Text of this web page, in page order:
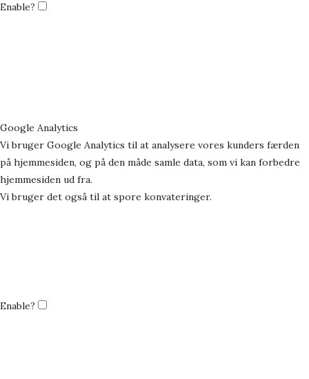
Enable?
Google Analytics
Vi bruger Google Analytics til at analysere vores kunders færden
på hjemmesiden, og på den måde samle data, som vi kan forbedre
hjemmesiden ud fra.
Vi bruger det også til at spore konvateringer.
Enable?